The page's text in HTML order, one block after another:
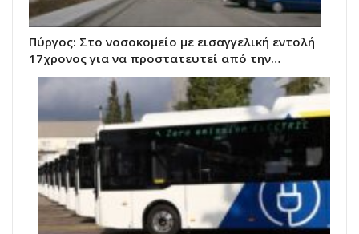
Πύργος: Στο νοσοκομείο με εισαγγελική εντολή
17χρονος για να προστατευτεί από την…